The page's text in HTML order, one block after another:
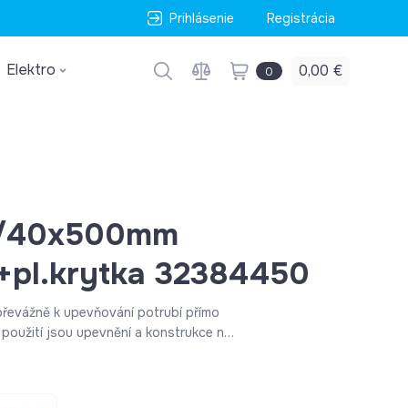
Prihlásenie Registrácia
Elektro 0 0,00 €
32384450
jsou upevnění a konstrukce na
možné pomocou týchto konzol,